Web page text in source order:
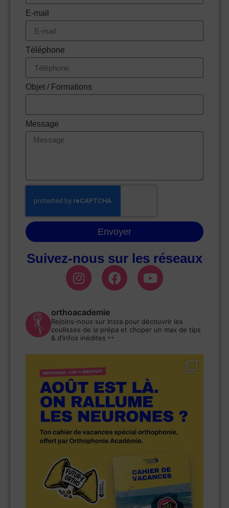
E-mail
Téléphone
Objet / Formations
Message
Envoyer
Suivez-nous sur les réseaux
orthoacademie
Rejoins-nous sur Insta pour découvrir les
coulisses de la prépa et choper un max de tips
& d’infos inédites